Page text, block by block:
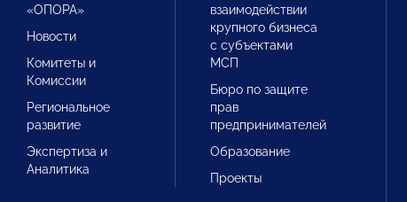
«ОПОРА»
Новости
Комитеты и
Комиссии
Региональное
развитие
Экспертиза и
Аналитика
взаимодействии
крупного бизнеса
с субъектами
МСП
Бюро по защите
прав
предпринимателей
Образование
Проекты